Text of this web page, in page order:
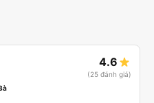
4.6
(25 đánh giá)